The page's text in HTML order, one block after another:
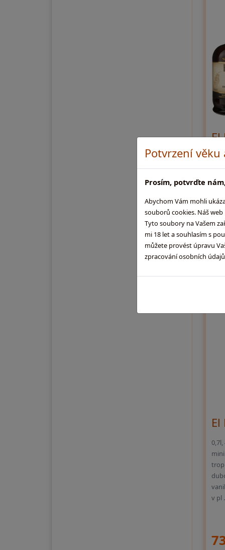
Potvrzení
Prosím, potvrďte
Abychom Vám mohli
souborů cookies. Náš
Tyto soubory na Vašem
mi 18 let a souhlasím s
můžete provést úpravu
zpracování osobních
El
1
v pl